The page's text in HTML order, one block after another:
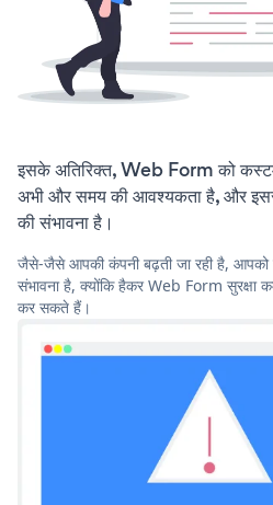
इसके अतिरिक्त, Web Form को
अभी और समय की आवश्यकता है, और इससे
की संभावना है।
जैसे-जैसे आपकी कंपनी बढ़ती जा रही है, आपको
संभावना है, क्योंकि हैकर Web Form सुरक्षा
कर सकते हैं।